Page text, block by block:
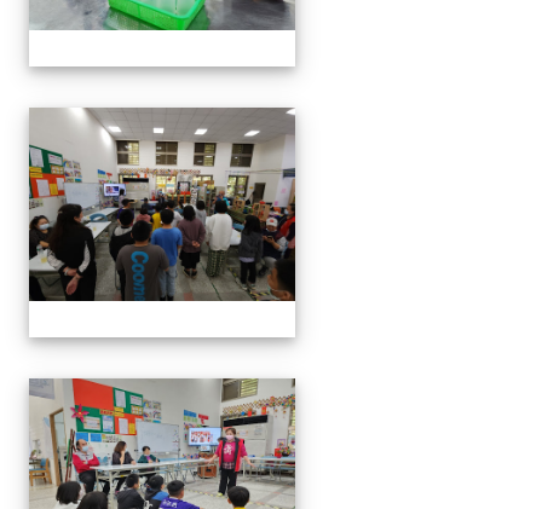
20230316五甲服務學習
20230316五甲服務學習